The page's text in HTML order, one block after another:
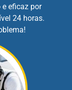
eficaz por
24 horas.